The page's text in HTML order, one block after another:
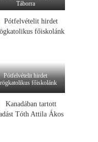
Táborra
Pótfelvételit hirdet
főiskolánk